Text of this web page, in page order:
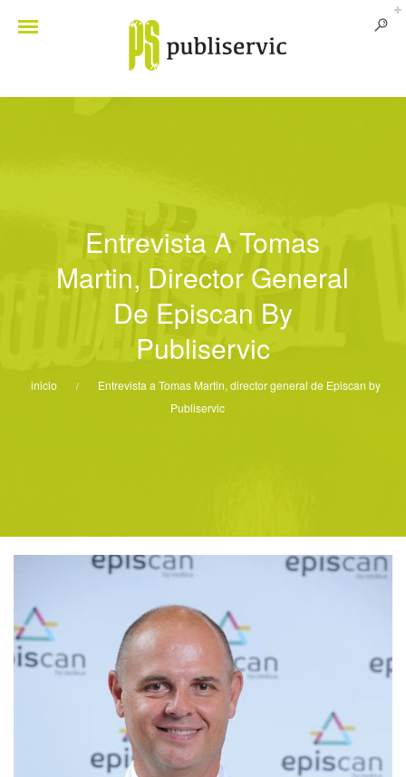
Entrevista A Tomas
Martin, Director General
De Episcan By
Publiservic
inicio /
Entrevista a Tomas Martin, director general de Episcan by
Publiservic